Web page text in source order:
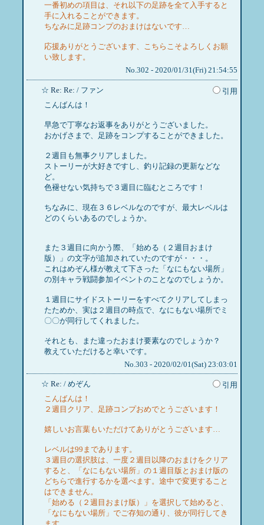
一番初めの項目は、それ以下の足跡を全て入手すると
手に入れることができます。
ちなみに足跡コンプのおまけはないです…
応援ありがとうございます、こちらこそよろしくお願
い致します。
No.302 - 2020/01/31(Fri) 21:54:55
☆ Re: Re: / ファン
引用
こんばんは！
早急で丁寧なお返事をありがとうございました。
おかげさまで、足跡をコンプすることができました。
２週目も無事クリアしました。
ストーリーが大好きですし、釣り記録の更新などな
ど。
色褪せない気持ちで３週目に臨むところです！
ちなみに、現在３６レベルなのですが、最大レベルは
どのくらいあるのでしょうか。
また３週目に向かう際、「始める（２週目おまけ
版）」の文字が追加されていたのですが・・・。
これはめぞん様が教えて下さった「なにもない場所」
の別キャラ戦闘参加イベントのことなのでしょうか。
１週目にサイドストーリーをすべてクリアしてしまっ
たためか、実は２週目の時点で、なにもない場所でミ
〇〇が同行してくれました。
それとも、また違ったおまけ要素なのでしょうか？
教えていただけると幸いです。
No.303 - 2020/02/01(Sat) 23:03:01
☆ Re: / めぞん
引用
こんばんは！
２週目クリア、足跡コンプおめでとうございます！
嬉しいお言葉もいただけてありがとうございます…
レベルは99まであります。
３週目の選択肢は、一度２週目以降のおまけをクリア
すると、「なにもない場所」の１週目版とおまけ版の
どちらで進行するかを選べます。途中で変更すること
はできません。
「始める（２週目おまけ版）」を選択して始めると、
「なにもない場所」でご存知の通り、彼が同行してき